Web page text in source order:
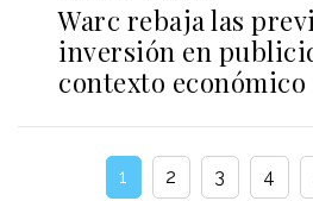
Warc rebaja las
inversión en
contexto
1 2 3 4